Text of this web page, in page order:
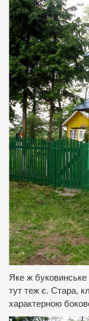
Яке ж буковинське
тут теж є. Стара,
характерною